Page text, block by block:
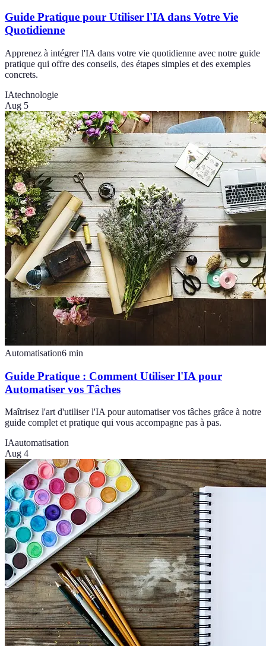
Guide Pratique pour Utiliser l'IA dans Votre Vie
Quotidienne
Apprenez à intégrer l'IA dans votre vie quotidienne avec notre guide
pratique qui offre des conseils, des étapes simples et des exemples
concrets.
IAtechnologie
Aug 5
Automatisation6 min
Guide Pratique : Comment Utiliser l'IA pour
Automatiser vos Tâches
Maîtrisez l'art d'utiliser l'IA pour automatiser vos tâches grâce à notre
guide complet et pratique qui vous accompagne pas à pas.
IAautomatisation
Aug 4